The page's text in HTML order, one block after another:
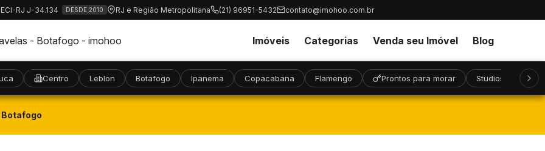
RJ J-34.134 DESDE 2010 RJ e Região Metropolitana (21) 96951-5432 contato@imohoo.com.br
Imóveis Categorias Venda seu Imóvel Blog
Centro Leblon Botafogo Ipanema Copacabana Flamengo Prontos para morar Studios Alto